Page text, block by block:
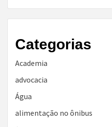
Categorias
Academia
advocacia
Água
alimentação no ônibus